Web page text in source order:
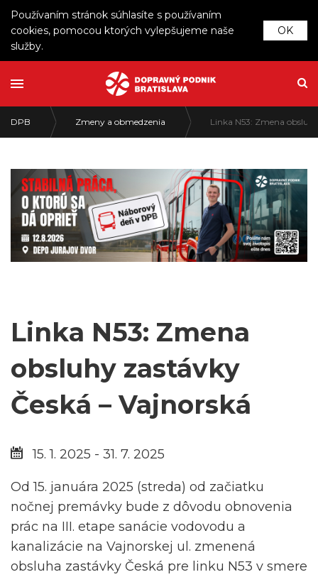
Používaním stránok súhlasíte s používaním
cookies, pomocou ktorých vylepšujeme naše
služby.
OK
DPB Zmeny a obmedzenia Linka N53: Zmena
Linka N53: Zmena
obsluhy zastávky
Česká – Vajnorská
15. 1. 2025 - 31. 7. 2025
Od 15. januára 2025 (streda) od začiatku
nočnej premávky bude z dôvodu obnovenia
prác na III. etape sanácie vodovodu a
kanalizácie na Vajnorskej ul. zmenená
obsluha zastávky Česká pre linku N53 v smere